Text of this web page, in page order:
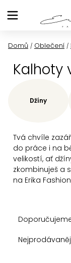
na
Domů / Oblečení /
Kalhoty
Tvá chvíle
do práce i na
velikostí, ať
zkombinuješ a
na Erika
Džíny
a